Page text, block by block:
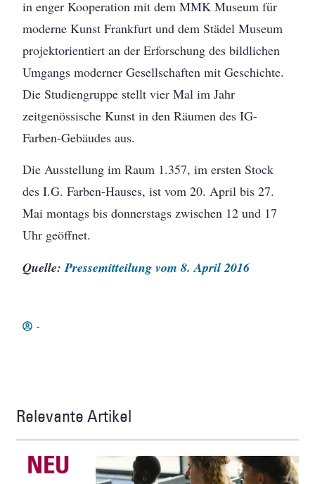
in enger Kooperation mit dem MMK Museum für
moderne Kunst Frankfurt und dem Städel Museum
projektorientiert an der Erforschung des bildlichen
Umgangs moderner Gesellschaften mit Geschichte.
Die Studiengruppe stellt vier Mal im Jahr
zeitgenössische Kunst in den Räumen des IG-
Farben-Gebäudes aus.
Die Ausstellung im Raum 1.357, im ersten Stock
des I.G. Farben-Hauses, ist vom 20. April bis 27.
Mai montags bis donnerstags zwischen 12 und 17
Uhr geöffnet.
Quelle:Pressemitteilung vom 8. April 2016
-
Relevante Artikel